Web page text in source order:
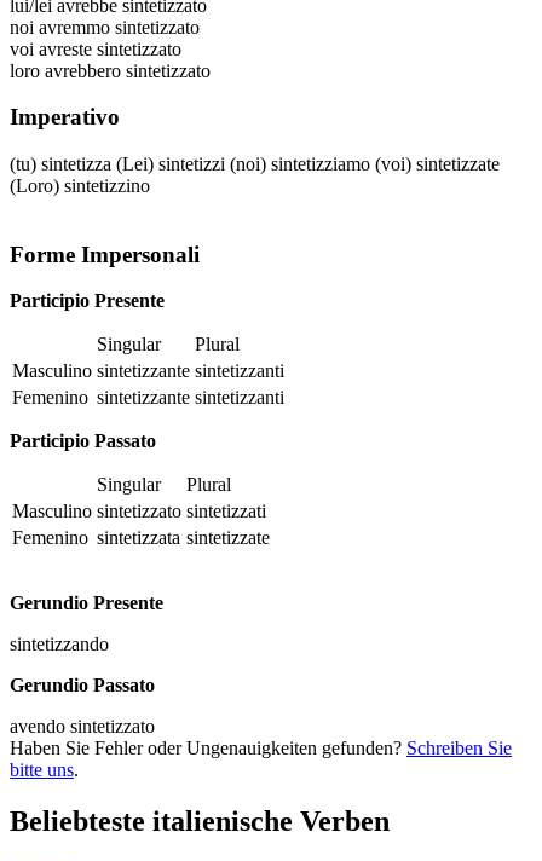
lui/lei avrebbe sintetizzato
noi avremmo sintetizzato
voi avreste sintetizzato
loro avrebbero sintetizzato
Imperativo
(tu) sintetizza (Lei) sintetizzi (noi) sintetizziamo (voi) sintetizzate
(Loro) sintetizzino
Forme Impersonali
Participio Presente
Singular
Plural
Masculino sintetizzante sintetizzanti
Femenino sintetizzante sintetizzanti
Participio Passato
Singular
Plural
Masculino sintetizzato sintetizzati
Femenino sintetizzata sintetizzate
Gerundio Presente
sintetizzando
Gerundio Passato
avendo sintetizzato
Haben Sie Fehler oder Ungenauigkeiten gefunden? Schreiben Sie
bitte uns.
Beliebteste italienische Verben